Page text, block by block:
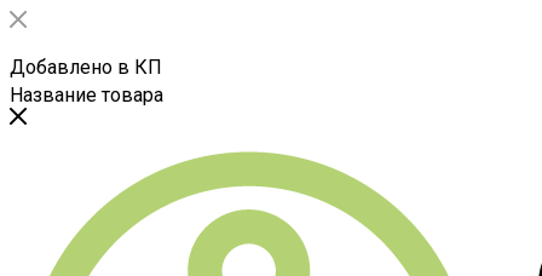
Добавлено в КП
Название товара